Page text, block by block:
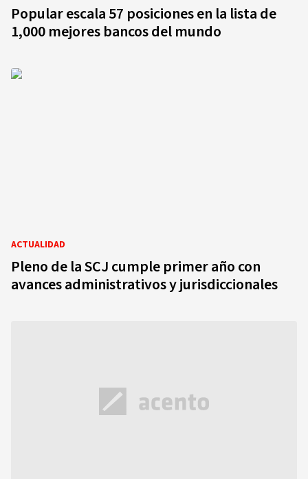
Popular escala 57 posiciones en la lista de
1,000 mejores bancos del mundo
ACTUALIDAD
Pleno de la SCJ cumple primer año con
avances administrativos y jurisdiccionales